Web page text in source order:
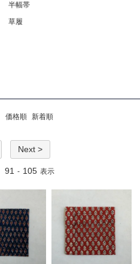
半幅帯
草履
価格順 新着順
Next >
91 - 105 表示